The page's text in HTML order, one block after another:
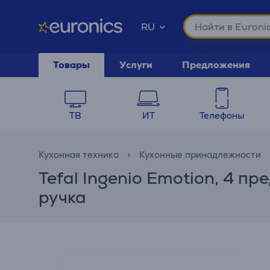
RU
Товары Услуги Предложения
ТВ ИТ Телефоны
Кухонная техника Кухонные принадлежности
Tefal Ingenio Emotion, 4
ручка